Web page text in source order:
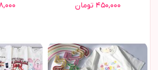
۴۵۰,۰۰۰ تومان ۵۹۸,۰۰۰